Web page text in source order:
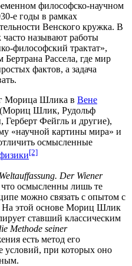
философско-научном
е годы в рамках
Венского кружка. В
называют работы
философский трактат»,
Бертрана Рассела, где мир
фактов, а задача
Морицa Шлика в Вене
(Мориц Шлик, Рудольф
, Герберт Фейгль и другие),
«научной картины мира» и
осмысленные
[2]
Der Wiener
что осмысленны лишь те
можно связать с опытом с
На этой основе Мориц Шлик
ставший классическим
Methode seiner
есть метод его
условий, при которых оно